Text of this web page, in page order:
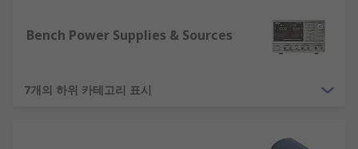
The test and measurement equipment will
if any circuits or electrical equipment are
being overloaded
Bench Power Supplies & Sources
7개의 하위 카테고리 표시